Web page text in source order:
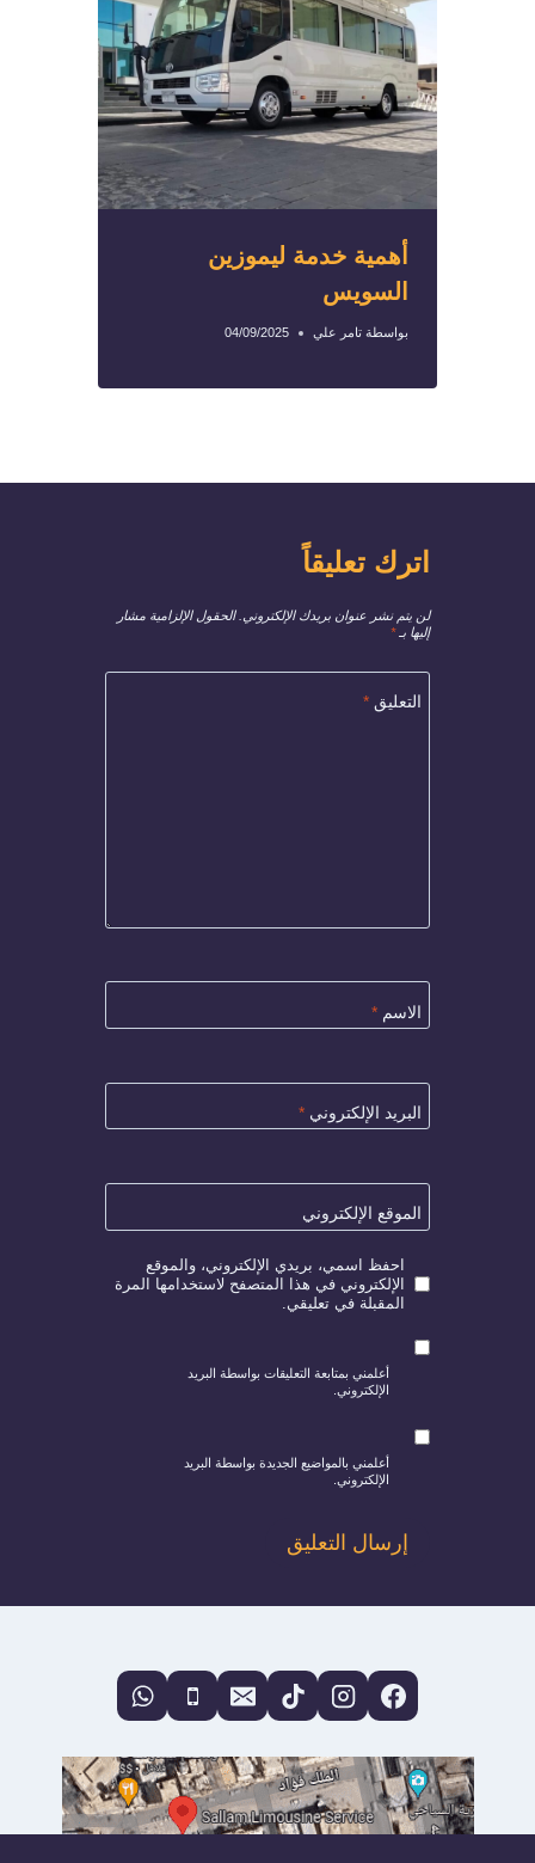
أهمية خدمة ليموزين
السويس
بواسطة تامر علي 04/09/2025
اترك تعليقاً
لن يتم نشر عنوان بريدك الإلكتروني. الحقول الإلزامية مشار
إليها بـ*
التعليق *
الاسم *
البريد الإلكتروني *
الموقع الإلكتروني
احفظ اسمي، بريدي الإلكتروني، والموقع
الإلكتروني في هذا المتصفح لاستخدامها المرة
المقبلة في تعليقي.
أعلمني بمتابعة التعليقات بواسطة البريد
الإلكتروني.
أعلمني بالمواضيع الجديدة بواسطة البريد
الإلكتروني.